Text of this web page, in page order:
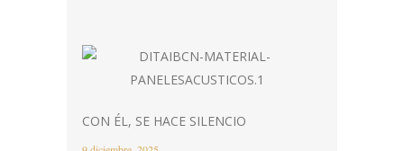
CON ÉL, SE HACE SILENCIO